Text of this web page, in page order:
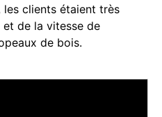
clients étaient très
de la vitesse de
de bois.